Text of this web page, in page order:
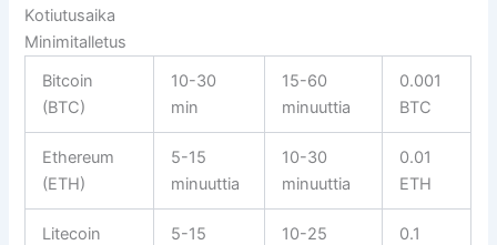
Kotiutusaika
Minimitalletus
Bitcoin
(BTC)
10-30
min
15-60
minuuttia
0.001
BTC
Ethereum
(ETH)
5-15
minuuttia
10-30
minuuttia
0.01
ETH
Litecoin
5-15
10-25
0.1